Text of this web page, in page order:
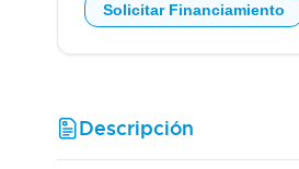
Solicitar Financiamiento
Descripción